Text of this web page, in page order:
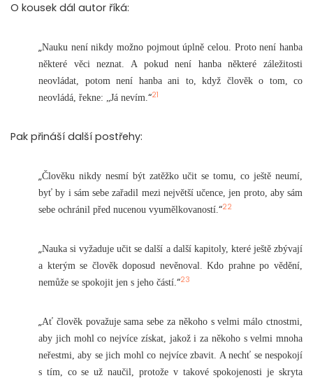
O kousek dál autor říká:
„Nauku není nikdy možno pojmout úplně celou. Proto není hanba
některé věci neznat. A pokud není hanba některé záležitosti
neovládat, potom není hanba ani to, když člověk o tom, co
neovládá, řekne: „Já nevím. “21
Pak přináší další postřehy:
„Člověku nikdy nesmí být zatěžko učit se tomu, co ještě neumí,
byť by i sám sebe zařadil mezi největší učence, jen proto, aby sám
sebe ochránil před nucenou vyumělkovaností. “22
„Nauka si vyžaduje učit se další a další kapitoly, které ještě zbývají
a kterým se člověk doposud nevěnoval. Kdo prahne po vědění,
nemůže se spokojit jen s jeho částí. “23
„Ať člověk považuje sama sebe za někoho s velmi málo ctnostmi,
aby jich mohl co nejvíce získat, jakož i za někoho s velmi mnoha
neřestmi, aby se jich mohl co nejvíce zbavit. A nechť se nespokojí
s tím, co se už naučil, protože v takové spokojenosti je skryta